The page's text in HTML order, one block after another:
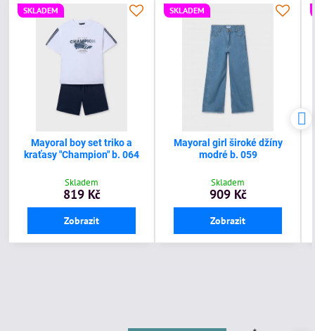
SKLADEM
Mayoral boy set triko a
kraťasy "Champion" b. 064
Skladem
819 Kč
Zobrazit
SKLADEM
Mayoral girl široké džíny
modré b. 059
Skladem
909 Kč
Zobrazit